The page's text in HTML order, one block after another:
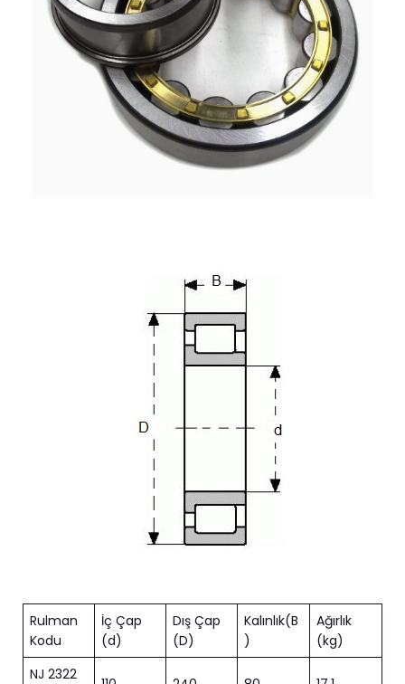
Rulman
Kodu
İç Çap
(d)
Dış Çap
(D)
Kalınlık(B
)
Ağırlık
(kg)
NJ 2322